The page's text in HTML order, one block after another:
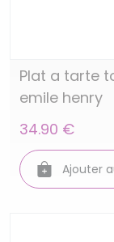
Plat a tarte
emile henry
34.90 €
Ajouter